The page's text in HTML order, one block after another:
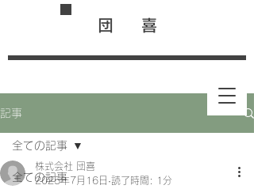
団 喜
記事
全ての記事
全ての記事
株式会社 団喜
2025年7月16日 読了時間: 1分